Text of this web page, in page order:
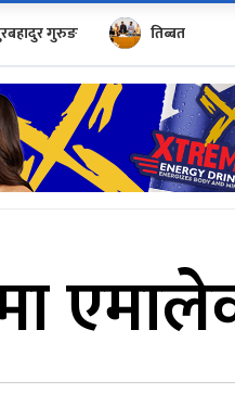
गुरुङ तिब्बत